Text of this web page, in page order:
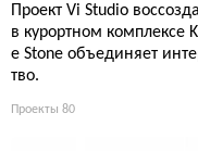
Проект Vi Studio
в курортном комплексе
e Stone объединяет
тво.
Проекты 80